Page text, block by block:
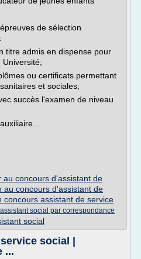
de sélection
titre admis en dispense pour
Université;
ou certificats permettant
et sociales;
succès l'examen de niveau
au concours d'assistant de
au concours d'assistant de
concours assistant de service
social par correspondance
social
social |
...